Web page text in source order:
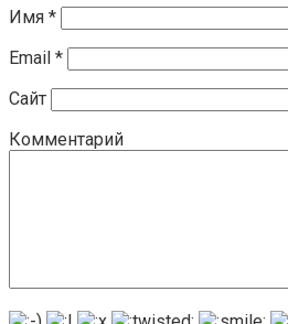
Имя *
Email *
Сайт
Комментарий